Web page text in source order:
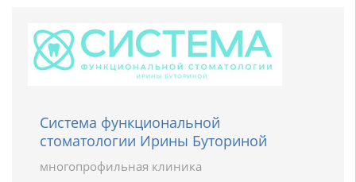
Система функциональной
стоматологии Ирины Буториной
многопрофильная клиника